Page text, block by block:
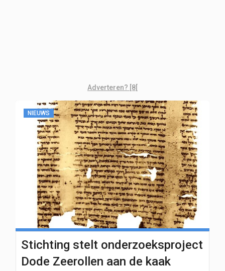
NIEUWS
Stichting stelt onderzoeksproject
Dode Zeerollen aan de kaak
Adverteren? [8[